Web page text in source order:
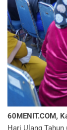
60MENIT.COM,
Hari Ulang Tahun